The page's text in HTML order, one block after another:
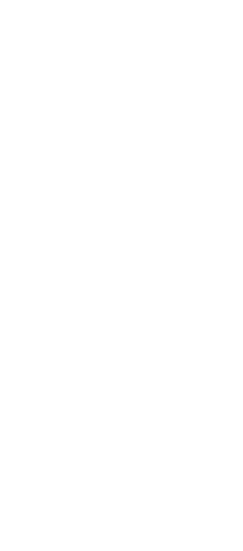
spatiului tau. Pe site-
atmosfera
poti incerca sa integrezi
sticla se vor potrivi de minune
intr-o nuanta calda, va
relaxata.
si proaspete pentru un aspect
diferite sunt cea mai inspirata
consideri lipsite de personalitate.